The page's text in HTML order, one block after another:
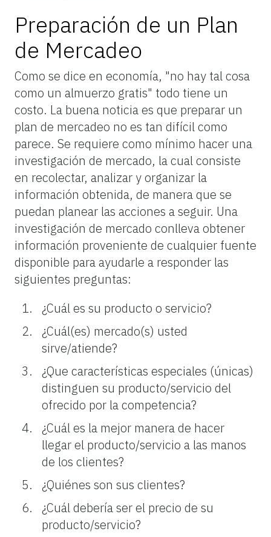
Preparación de un Plan
de Mercadeo
Como se dice en economía, "no hay tal cosa
como un almuerzo gratis" todo tiene un
costo. La buena noticia es que preparar un
plan de mercadeo no es tan difícil como
parece. Se requiere como mínimo hacer una
investigación de mercado, la cual consiste
en recolectar, analizar y organizar la
información obtenida, de manera que se
puedan planear las acciones a seguir. Una
investigación de mercado conlleva obtener
información proveniente de cualquier fuente
disponible para ayudarle a responder las
siguientes preguntas:
¿Cuál es su producto o servicio?
¿Cuál(es) mercado(s) usted
sirve/atiende?
¿Que características especiales (únicas)
distinguen su producto/servicio del
ofrecido por la competencia?
¿Cuál es la mejor manera de hacer
llegar el producto/servicio a las manos
de los clientes?
¿Quiénes son sus clientes?
¿Cuál debería ser el precio de su
producto/servicio?